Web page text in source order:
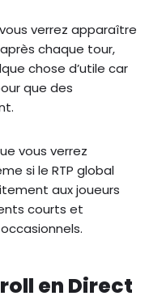
verrez apparaître
chaque tour,
chose d’utile car
que des
vous verrez
si le RTP global
aux joueurs
courts et
en Direct